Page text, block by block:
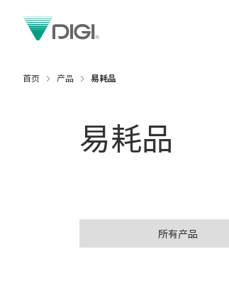
首页 产品 易耗品
易耗品
所有产品